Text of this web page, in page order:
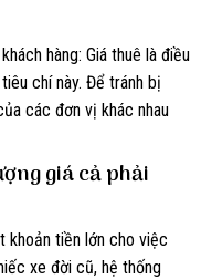
hàng: Giá thuê là điều
chí này. Để tránh bị
các đơn vị khác nhau
giá cả phải
khoản tiền lớn cho việc
xe đời cũ, hệ thống